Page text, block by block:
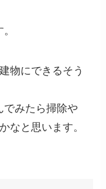
物にできるそう
でみたら掃除や
なと思います。